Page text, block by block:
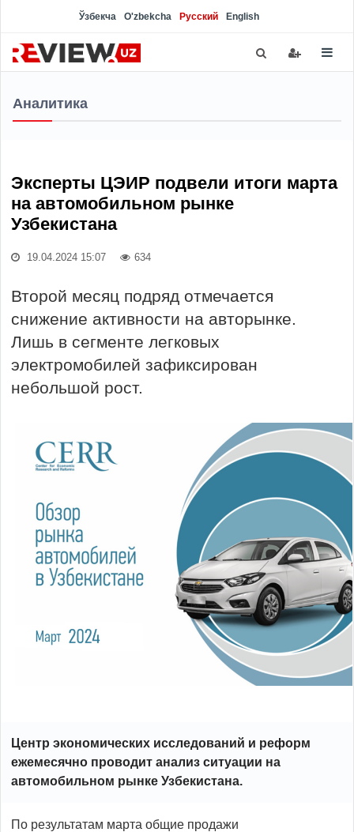
Ўзбекча O'zbekcha Русский English
Аналитика
Эксперты ЦЭИР подвели итоги марта
на автомобильном рынке
Узбекистана
19.04.2024 15:07 634
Второй месяц подряд отмечается
снижение активности на авторынке.
Лишь в сегменте легковых
электромобилей зафиксирован
небольшой рост.
Центр экономических исследований и реформ
ежемесячно проводит анализ ситуации на
автомобильном рынке Узбекистана.
По результатам марта общие продажи